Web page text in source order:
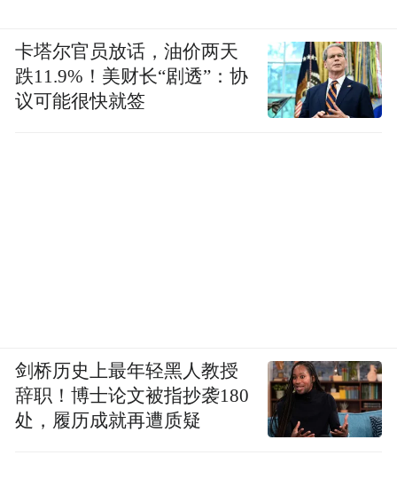
卡塔尔官员放话，油价两天
跌11.9%！美财长“剧透”：协
议可能很快就签
剑桥历史上最年轻黑人教授
辞职！博士论文被指抄袭180
处，履历成就再遭质疑